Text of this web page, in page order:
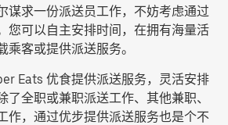
谋求一份派送员工作，不妨考虑通过
您可以自主安排时间，在拥有海量活
乘客或提供派送服务。
Eats 优食提供派送服务，灵活安排
了全职或兼职派送工作、其他兼职、
作，通过优步提供派送服务也是个不